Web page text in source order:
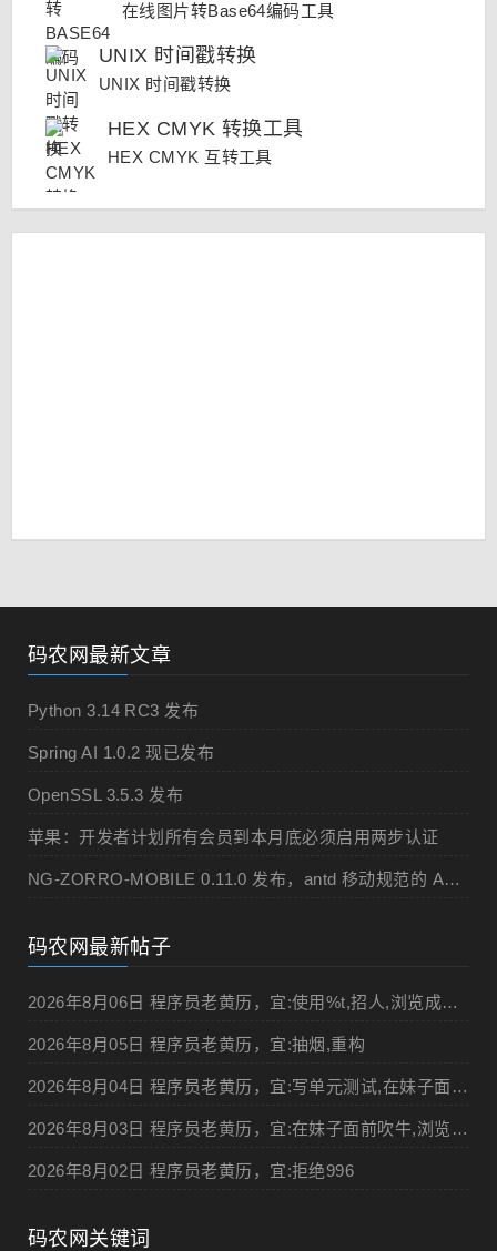
在线图片转Base64编码工具
UNIX 时间戳转换
UNIX 时间戳转换
HEX CMYK 转换工具
HEX CMYK 互转工具
码农网最新文章
Python 3.14 RC3 发布
Spring AI 1.0.2 现已发布
OpenSSL 3.5.3 发布
苹果：开发者计划所有会员到本月底必须启用两步认证
NG-ZORRO-MOBILE 0.11.0 发布，antd 移动规范的 Angular 实现
码农网最新帖子
2026年8月06日 程序员老黄历，宜:使用%t,招人,浏览成人网站,提交代码
2026年8月05日 程序员老黄历，宜:抽烟,重构
2026年8月04日 程序员老黄历，宜:写单元测试,在妹子面前吹牛
2026年8月03日 程序员老黄历，宜:在妹子面前吹牛,浏览成人网站
2026年8月02日 程序员老黄历，宜:拒绝996
码农网关键词